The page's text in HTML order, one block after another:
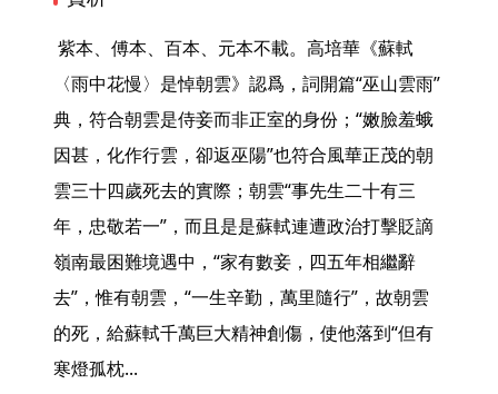
〈雨中花慢〉是悼朝雲》認爲，詞開篇“巫山雲雨”
典，符合朝雲是侍妾而非正室的身份；“嫩臉羞蛾
因甚，化作行雲，卻返巫陽”也符合風華正茂的朝
雲三十四歲死去的實際；朝雲“事先生二十有三
年，忠敬若一”，而且是是蘇軾連遭政治打擊貶謫
嶺南最困難境遇中，“家有數妾，四五年相繼辭
去”，惟有朝雲，“一生辛勤，萬里隨行”，故朝雲
的死，給蘇軾千萬巨大精神創傷，使他落到“但有
寒燈孤枕...